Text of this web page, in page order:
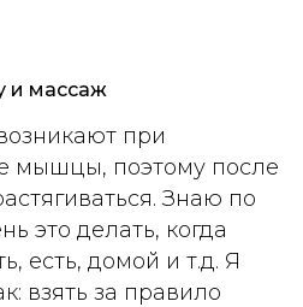
и массаж
при
мышцы, поэтому после
Знаю по
это делать, когда
есть, домой и т.д. Я
взять за правило